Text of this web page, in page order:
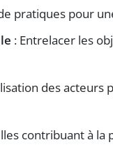
pratiques pour
: Entrelacer les
des acteurs
contribuant à